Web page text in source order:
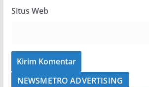
Situs Web
NEWSMETRO ADVERTISING